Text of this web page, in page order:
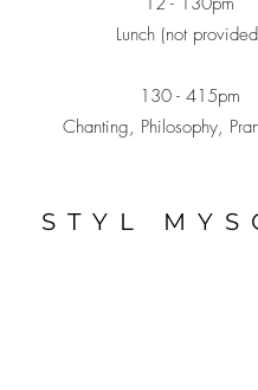
Lunch (not
130 - 415pm
Chanting, Philosophy,
STYL